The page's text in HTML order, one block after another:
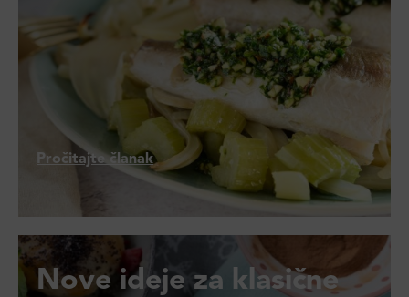
Pročitajte članak
Nove ideje za klasične